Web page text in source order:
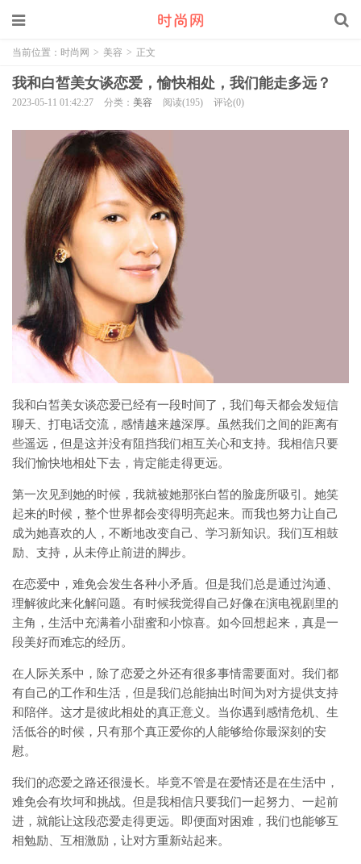
当前位置： 时尚网 > 美容 > 正文
我和白皙美女谈恋爱，愉快相处，我们能走多远？
2023-05-11 01:42:27 分类： 美容 阅读(195) 评论(0)
我和白皙美女谈恋爱已经有一段时间了，我们每天都会发短信
聊天、打电话交流，感情越来越深厚。虽然我们之间的距离有
些遥远，但是这并没有阻挡我们相互关心和支持。我相信只要
我们愉快地相处下去，肯定能走得更远。
第一次见到她的时候，我就被她那张白皙的脸庞所吸引。她笑
起来的时候，整个世界都会变得明亮起来。而我也努力让自己
成为她喜欢的人，不断地改变自己、学习新知识。我们互相鼓
励、支持，从未停止前进的脚步。
在恋爱中，难免会发生各种小矛盾。但是我们总是通过沟通、
理解彼此来化解问题。有时候我觉得自己好像在演电视剧里的
主角，生活中充满着小甜蜜和小惊喜。如今回想起来，真是一
段美好而难忘的经历。
在人际关系中，除了恋爱之外还有很多事情需要面对。我们都
有自己的工作和生活，但是我们总能抽出时间为对方提供支持
和陪伴。这才是彼此相处的真正意义。当你遇到感情危机、生
活低谷的时候，只有那个真正爱你的人能够给你最深刻的安
慰。
我们的恋爱之路还很漫长。毕竟不管是在爱情还是在生活中，
难免会有坎坷和挑战。但是我相信只要我们一起努力、一起前
进，就能让这段恋爱走得更远。即便面对困难，我们也能够互
相勉励、互相激励，让对方重新站起来。